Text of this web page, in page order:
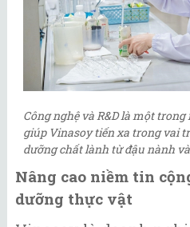
Công nghệ và R&D là một
giúp Vinasoy tiến xa trong vai
dưỡng chất lành từ đậu nành
Nâng cao niềm tin
dưỡng thực vật